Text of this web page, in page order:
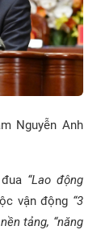
Nguyễn Anh
“Lao động
vận động “3
tảng, “năng